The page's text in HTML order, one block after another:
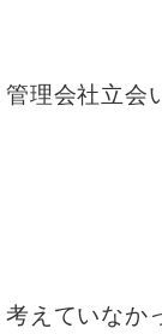
理会社立
えていなか